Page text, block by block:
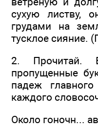
сухую листву,
грудами на
тусклое сияние.
2. Прочитай.
пропущенные
падеж
каждого
Около гоночн...